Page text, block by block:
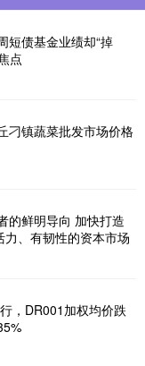
短债基金业绩却“掉
点
刁镇蔬菜批发市场价格
的鲜明导向 加快打造
、有韧性的资本市场
，DR001加权均价跌